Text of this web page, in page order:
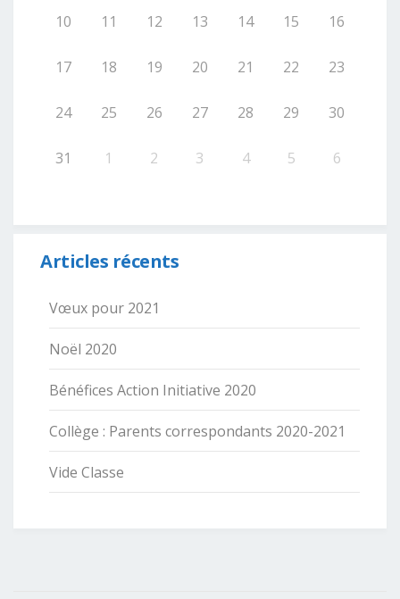
10 11 12 13 14 15 16
17 18 19 20 21 22 23
24 25 26 27 28 29 30
31 1 2 3 4 5 6
Articles récents
Vœux pour 2021
Noël 2020
Bénéfices Action Initiative 2020
Collège : Parents correspondants 2020-2021
Vide Classe